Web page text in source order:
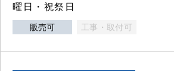
曜日・祝祭日
販売可 工事・取付可